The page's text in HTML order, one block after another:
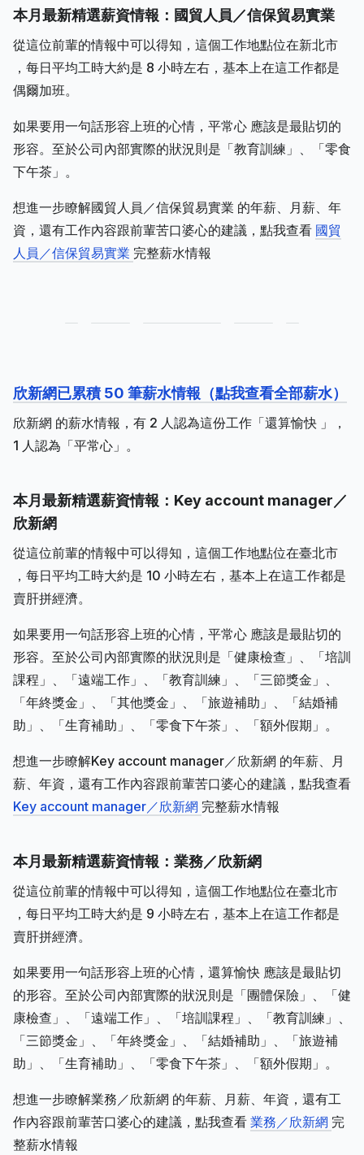
本月最新精選薪資情報：國貿人員／信保貿易實業
從這位前輩的情報中可以得知，這個工作地點位在新北市
，每日平均工時大約是 8 小時左右，基本上在這工作都是
偶爾加班。
如果要用一句話形容上班的心情，平常心 應該是最貼切的
形容。至於公司內部實際的狀況則是「教育訓練」、「零食
下午茶」。
想進一步瞭解國貿人員／信保貿易實業 的年薪、月薪、年
資，還有工作內容跟前輩苦口婆心的建議，點我查看 國貿
人員／信保貿易實業 完整薪水情報
欣新網已累積 50 筆薪水情報（點我查看全部薪水）
欣新網 的薪水情報，有 2 人認為這份工作「還算愉快 」，
1 人認為「平常心」。
本月最新精選薪資情報：Key account manager／
欣新網
從這位前輩的情報中可以得知，這個工作地點位在臺北市
，每日平均工時大約是 10 小時左右，基本上在這工作都是
賣肝拼經濟。
如果要用一句話形容上班的心情，平常心 應該是最貼切的
形容。至於公司內部實際的狀況則是「健康檢查」、「培訓
課程」、「遠端工作」、「教育訓練」、「三節獎金」、
「年終獎金」、「其他獎金」、「旅遊補助」、「結婚補
助」、「生育補助」、「零食下午茶」、「額外假期」。
想進一步瞭解Key account manager／欣新網 的年薪、月
薪、年資，還有工作內容跟前輩苦口婆心的建議，點我查看
Key account manager／欣新網 完整薪水情報
本月最新精選薪資情報：業務／欣新網
從這位前輩的情報中可以得知，這個工作地點位在臺北市
，每日平均工時大約是 9 小時左右，基本上在這工作都是
賣肝拼經濟。
如果要用一句話形容上班的心情，還算愉快 應該是最貼切
的形容。至於公司內部實際的狀況則是「團體保險」、「健
康檢查」、「遠端工作」、「培訓課程」、「教育訓練」、
「三節獎金」、「年終獎金」、「結婚補助」、「旅遊補
助」、「生育補助」、「零食下午茶」、「額外假期」。
想進一步瞭解業務／欣新網 的年薪、月薪、年資，還有工
作內容跟前輩苦口婆心的建議，點我查看 業務／欣新網 完
整薪水情報